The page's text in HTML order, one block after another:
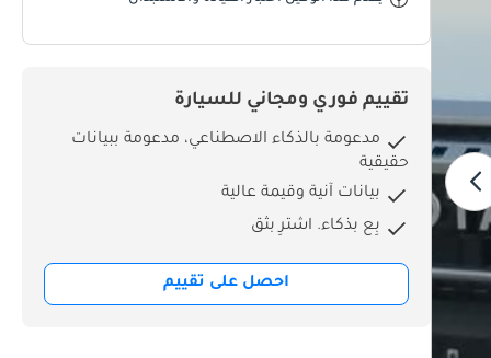
تقييم فوري ومجاني للسيارة
مدعومة بالذكاء الاصطناعي، مدعومة ببيانات
حقيقية
بيانات آنية وقيمة عالية
بِع بذكاء. اشترِ بثق
احصل على تقييم